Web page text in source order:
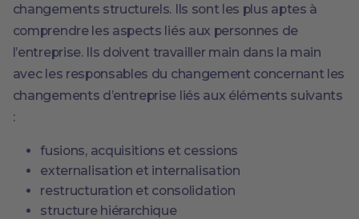
changements structurels. Ils sont les plus aptes à
comprendre les aspects liés aux personnes de
l’entreprise. Ils doivent travailler main dans la main
avec les responsables du changement concernant les
changements d’entreprise liés aux éléments suivants
:
fusions, acquisitions et cessions
externalisation et internalisation
restructuration et consolidation
structure hiérarchique